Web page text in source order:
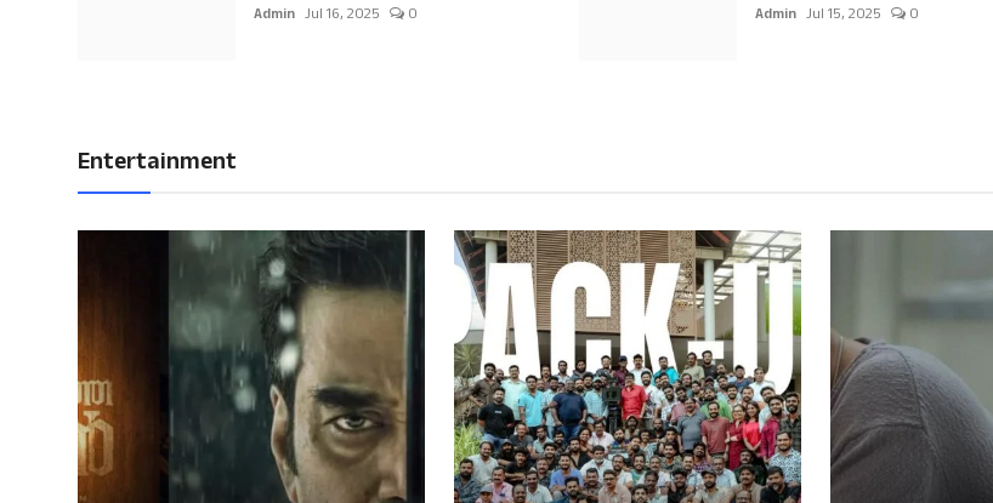
Admin Jul 16, 2025 0 Admin Jul 15, 2025 0
Entertainment